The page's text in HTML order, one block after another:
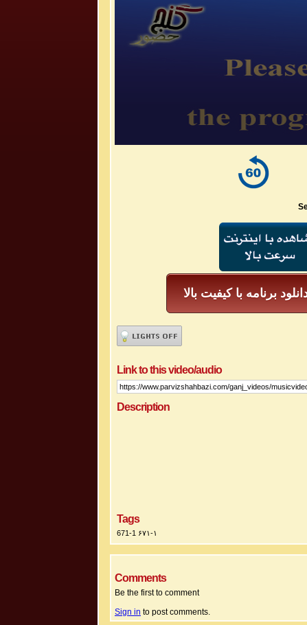
برنامه با کیفیت بالا
Link to this video/audio
Description
Tags
671-1 ۶۷۱-۱
Comments
Be the first to comment
Sign in to post comments.